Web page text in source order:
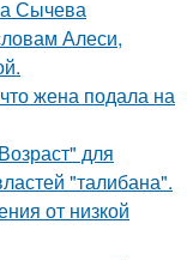
Сычева
Алеси,
жена подала на
для
"талибана".
от низкой